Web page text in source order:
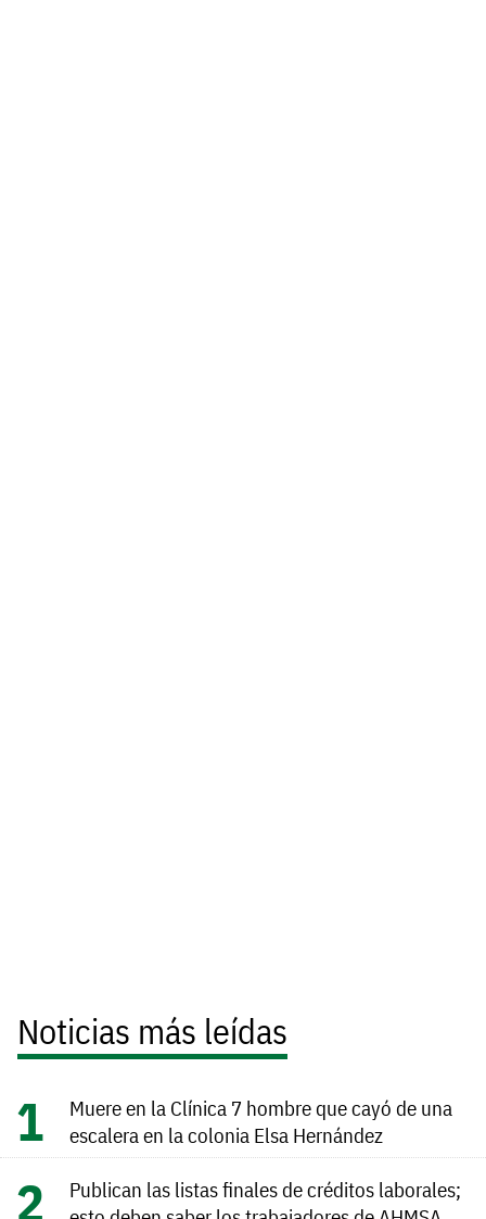
Noticias más leídas
Muere en la Clínica 7 hombre que cayó de una
escalera en la colonia Elsa Hernández
Publican las listas finales de créditos laborales;